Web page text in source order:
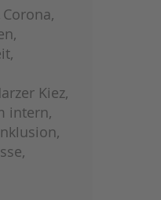
Corona
Kiez
intern